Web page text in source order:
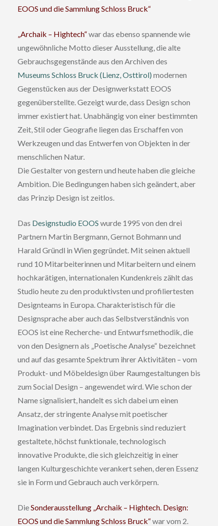
EOOS und die Sammlung Schloss Bruck“
„Archaik – Hightech“war das ebenso spannende wie
ungewöhnliche Motto dieser Ausstellung, die alte
Gebrauchsgegenstände aus den Archiven des
Museums Schloss Bruck (Lienz, Osttirol) modernen
Gegenstücken aus der Designwerkstatt EOOS
gegenüberstellte. Gezeigt wurde, dass Design schon
immer existiert hat. Unabhängig von einer bestimmten
Zeit, Stil oder Geografie liegen das Erschaffen von
Werkzeugen und das Entwerfen von Objekten in der
menschlichen Natur.
Die Gestalter von gestern und heute haben die gleiche
Ambition. Die Bedingungen haben sich geändert, aber
das Prinzip Design ist zeitlos.
Das Designstudio EOOS wurde 1995 von den drei
Partnern Martin Bergmann, Gernot Bohmann und
Harald Gründl in Wien gegründet. Mit seinen aktuell
rund 10 Mitarbeiterinnen und Mitarbeitern und einem
hochkarätigen, internationalen Kundenkreis zählt das
Studio heute zu den produktivsten und profiliertesten
Designteams in Europa. Charakteristisch für die
Designsprache aber auch das Selbstverständnis von
EOOS ist eine Recherche- und Entwurfsmethodik, die
von den Designern als „Poetische Analyse“ bezeichnet
und auf das gesamte Spektrum ihrer Aktivitäten – vom
Produkt- und Möbeldesign über Raumgestaltungen bis
zum Social Design – angewendet wird. Wie schon der
Name signalisiert, handelt es sich dabei um einen
Ansatz, der stringente Analyse mit poetischer
Imagination verbindet. Das Ergebnis sind reduziert
gestaltete, höchst funktionale, technologisch
innovative Produkte, die sich gleichzeitig in einer
langen Kulturgeschichte verankert sehen, deren Essenz
sie in Form und Gebrauch auch verkörpern.
DieSonderausstellung „Archaik – Hightech. Design:
EOOS und die Sammlung Schloss Bruck“war vom 2.